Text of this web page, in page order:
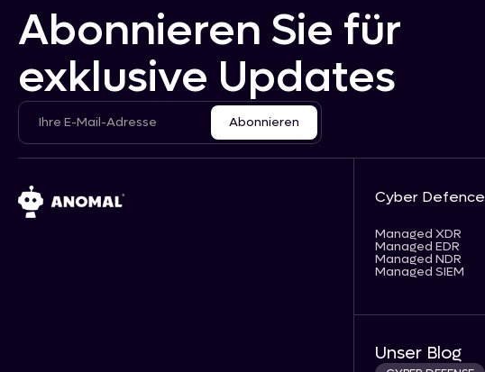
Abonnieren Sie für
exklusive Updates
Cyber Defence
Managed XDR
Managed EDR
Managed NDR
Managed SIEM
Unser Blog